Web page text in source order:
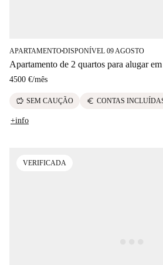
APARTAMENTO■DISPONÍVEL 09 AGOSTO
Apartamento de 2 quartos para alugar
4500 €/mês
savings SEM CAUÇÃO euro CONTAS
+info
VERIFICADA